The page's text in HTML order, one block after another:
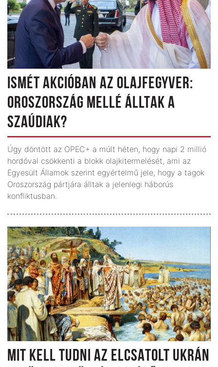
ISMÉT AKCIÓBAN AZ OLAJFEGYVER:
OROSZORSZÁG MELLÉ ÁLLTAK A
SZAÚDIAK?
Úgy döntött az OPEC+ a múlt héten, hogy napi 2 millió
hordóval csökkenti a blokk olaj­kitermelését, ami az
Egyesült Államok szerint egyértelmű jele, hogy a tagok
Oroszország pártjára álltak a jelenlegi háborús
konfliktusban.
MIT KELL TUDNI AZ ELCSATOLT UKRÁN